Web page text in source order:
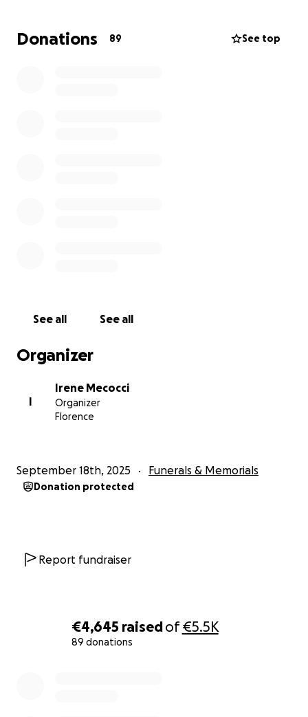
€4,645 raisedof€5.5K
89 donations
Donations 89 See top
See all See all
Organizer
I
Irene Mecocci
Organizer
Florence
September 18th, 2025 Funerals & Memorials
Donation protected
Report fundraiser